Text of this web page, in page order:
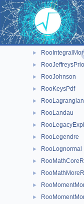
► RooGaussian
►
► RooGExpModel
►
►
►
► RooJohnson
► RooKeysPdf
►
► RooLandau
►
► RooLegendre
► RooLognormal
►
►
►
►